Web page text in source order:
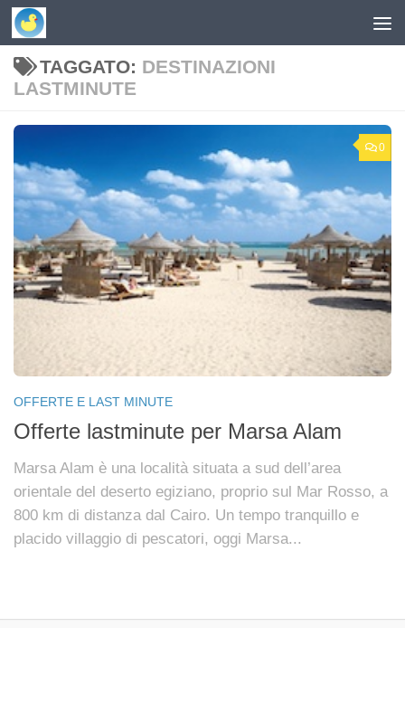
Skip to content
TAGGATO: DESTINAZIONI
LASTMINUTE
0
OFFERTE E LAST MINUTE
Offerte lastminute per Marsa Alam
Marsa Alam è una località situata a sud dell’area
orientale del deserto egiziano, proprio sul Mar Rosso, a
800 km di distanza dal Cairo. Un tempo tranquillo e
placido villaggio di pescatori, oggi Marsa...